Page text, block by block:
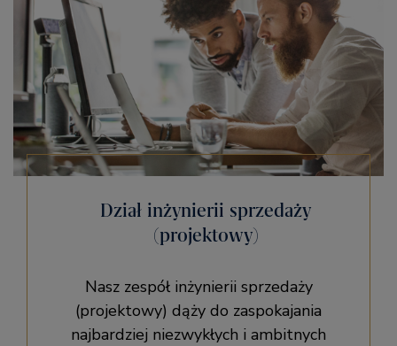
Dział inżynierii sprzedaży
(projektowy)
Nasz zespół inżynierii sprzedaży
(projektowy) dąży do zaspokajania
najbardziej niezwykłych i ambitnych